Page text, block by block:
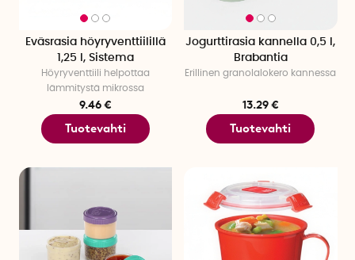
Eväsrasia höyryventtiilillä
1,25 l, Sistema
Höyryventtiili helpottaa
lämmitystä mikrossa
9.46 €
Tuotevahti
Jogurttirasia kannella 0,5 l,
Brabantia
Erillinen granolalokero kannessa
13.29 €
Tuotevahti